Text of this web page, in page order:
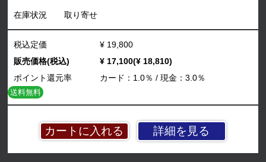
在庫状況 取り寄せ
詳細を見る
税込定価
¥ 19,800
販売価格(税込)
¥ 17,100(¥ 18,810)
ポイント還元率
カード：1.0％ / 現金：3.0％
送料無料